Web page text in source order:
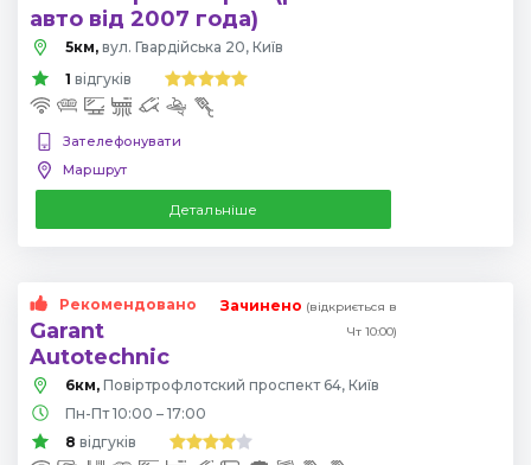
авто від 2007 года)
5км, вул. Гвардійська 20, Київ
1 відгуків
Зателефонувати
Маршрут
Детальніше
Рекомендовано
Garant
Autotechnic
Зачинено (відкриється в
Чт 10:00)
6км,
Повіртрофлотский проспект 64, Київ
Пн-Пт 10:00 – 17:00
8 відгуків